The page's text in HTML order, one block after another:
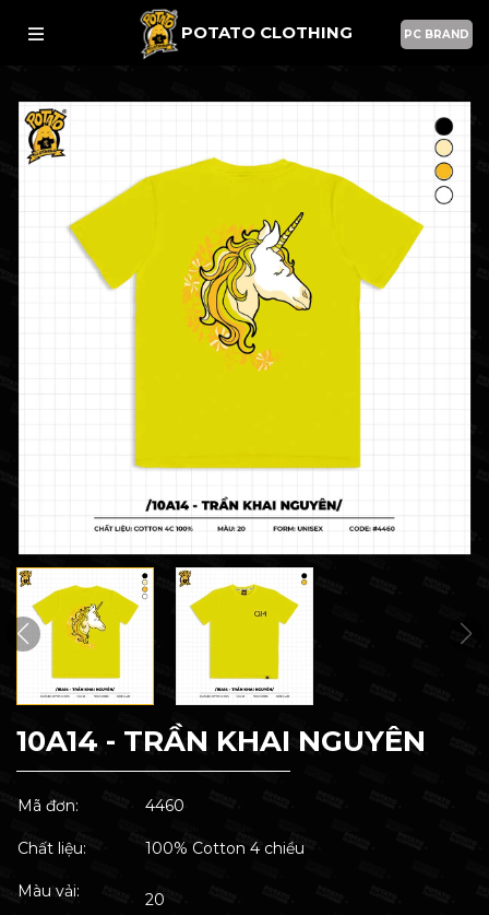
POTATO CLOTHING PC BRAND
10A14 - TRẦN KHAI NGUYÊN
Mã đơn: 4460
Chất liệu: 100% Cotton 4 chiều
Màu vải: 20